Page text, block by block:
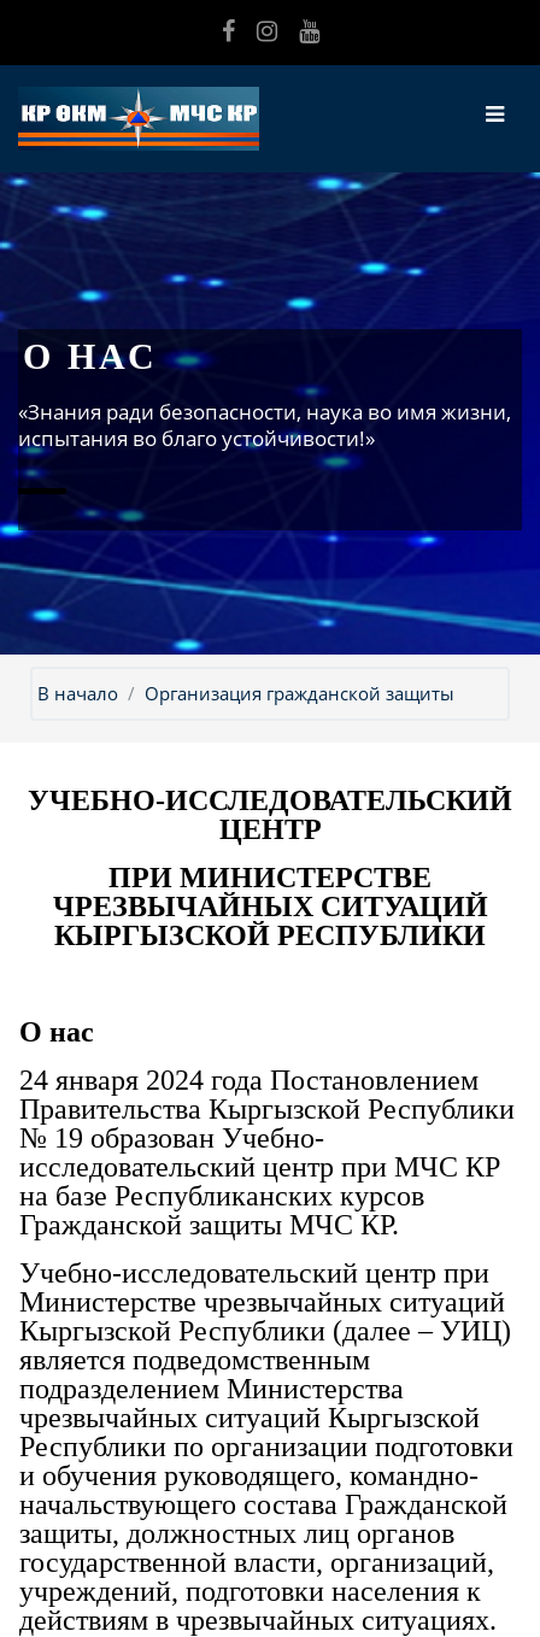
О НАС
«Знания ради безопасности, наука во имя жизни,
испытания во благо устойчивости!»
В начало Организация гражданской защиты
УЧЕБНО-ИССЛЕДОВАТЕЛЬСКИЙ
ЦЕНТР
ПРИ МИНИСТЕРСТВЕ
ЧРЕЗВЫЧАЙНЫХ СИТУАЦИЙ
КЫРГЫЗСКОЙ РЕСПУБЛИКИ
О нас
24 января 2024 года Постановлением
Правительства Кыргызской Республики
№ 19 образован Учебно-
исследовательский центр при МЧС КР
на базе Республиканских курсов
Гражданской защиты МЧС КР.
Учебно-исследовательский центр при
Министерстве чрезвычайных ситуаций
Кыргызской Республики (далее – УИЦ)
является подведомственным
подразделением Министерства
чрезвычайных ситуаций Кыргызской
Республики по организации подготовки
и обучения руководящего, командно-
начальствующего состава Гражданской
защиты, должностных лиц органов
государственной власти, организаций,
учреждений, подготовки населения к
действиям в чрезвычайных ситуациях.